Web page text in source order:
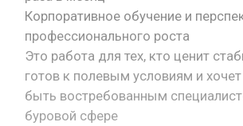
Корпоративное обучение и
профессионального роста
Это работа для тех, кто ценит
готов к полевым условиям и хочет
быть востребованным
буровой сфере